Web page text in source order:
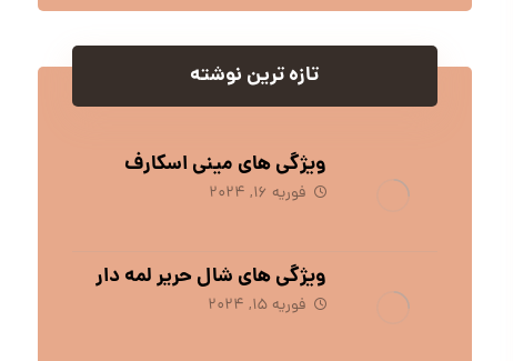
تازه ترین نوشته
ویژگی های مینی اسکارف
فوریه 16, 2024
ویژگی های شال حریر لمه دار
فوریه 15, 2024